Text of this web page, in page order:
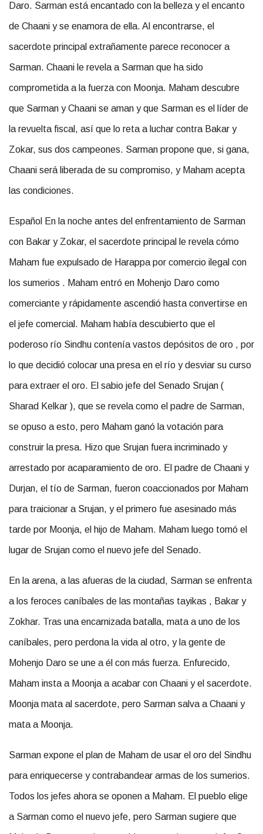
Daro. Sarman está encantado con la belleza y el encanto
de Chaani y se enamora de ella. Al encontrarse, el
sacerdote principal extrañamente parece reconocer a
Sarman. Chaani le revela a Sarman que ha sido
comprometida a la fuerza con Moonja. Maham descubre
que Sarman y Chaani se aman y que Sarman es el líder de
la revuelta fiscal, así que lo reta a luchar contra Bakar y
Zokar, sus dos campeones. Sarman propone que, si gana,
Chaani será liberada de su compromiso, y Maham acepta
las condiciones.
Español En la noche antes del enfrentamiento de Sarman
con Bakar y Zokar, el sacerdote principal le revela cómo
Maham fue expulsado de Harappa por comercio ilegal con
los sumerios . Maham entró en Mohenjo Daro como
comerciante y rápidamente ascendió hasta convertirse en
el jefe comercial. Maham había descubierto que el
poderoso río Sindhu contenía vastos depósitos de oro , por
lo que decidió colocar una presa en el río y desviar su curso
para extraer el oro. El sabio jefe del Senado Srujan (
Sharad Kelkar ), que se revela como el padre de Sarman,
se opuso a esto, pero Maham ganó la votación para
construir la presa. Hizo que Srujan fuera incriminado y
arrestado por acaparamiento de oro. El padre de Chaani y
Durjan, el tío de Sarman, fueron coaccionados por Maham
para traicionar a Srujan, y el primero fue asesinado más
tarde por Moonja, el hijo de Maham. Maham luego tomó el
lugar de Srujan como el nuevo jefe del Senado.
En la arena, a las afueras de la ciudad, Sarman se enfrenta
a los feroces caníbales de las montañas tayikas , Bakar y
Zokhar. Tras una encarnizada batalla, mata a uno de los
caníbales, pero perdona la vida al otro, y la gente de
Mohenjo Daro se une a él con más fuerza. Enfurecido,
Maham insta a Moonja a acabar con Chaani y el sacerdote.
Moonja mata al sacerdote, pero Sarman salva a Chaani y
mata a Moonja.
Sarman expone el plan de Maham de usar el oro del Sindhu
para enriquecerse y contrabandear armas de los sumerios.
Todos los jefes ahora se oponen a Maham. El pueblo elige
a Sarman como el nuevo jefe, pero Sarman sugiere que